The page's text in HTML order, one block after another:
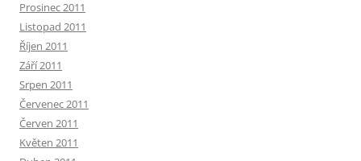
Prosinec 2011
Listopad 2011
Říjen 2011
Září 2011
Srpen 2011
Červenec 2011
Červen 2011
Květen 2011